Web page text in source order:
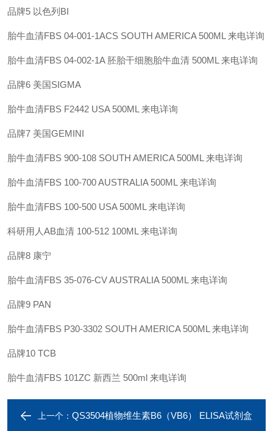
品牌5 以色列BI
胎牛血清FBS 04-001-1ACS SOUTH AMERICA 500ML 来电详询
胎牛血清FBS 04-002-1A 胚胎干细胞胎牛血清 500ML 来电详询
品牌6 美国SIGMA
胎牛血清FBS F2442 USA 500ML 来电详询
品牌7 美国GEMINI
胎牛血清FBS 900-108 SOUTH AMERICA 500ML 来电详询
胎牛血清FBS 100-700 AUSTRALIA 500ML 来电详询
胎牛血清FBS 100-500 USA 500ML 来电详询
科研用人AB血清 100-512 100ML 来电详询
品牌8 康宁
胎牛血清FBS 35-076-CV AUSTRALIA 500ML 来电详询
品牌9 PAN
胎牛血清FBS P30-3302 SOUTH AMERICA 500ML 来电详询
品牌10 TCB
胎牛血清FBS 101ZC 新西兰 500ml 来电详询
上一个： QS3504植物维生素B6（VB6） ELISA试剂盒